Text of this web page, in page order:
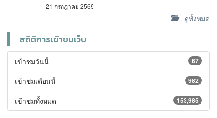
21 กรกฎาคม 2569
ดูทั้งหมด
สถิติการเข้าชมเว็บ
67
เข้าชมวันนี้
982
เข้าชมเดือนนี้
153,985
เข้าชมทั้งหมด